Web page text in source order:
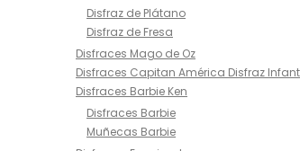
Disfraz de Plátano
Disfraz de Fresa
Disfraces Mago de Oz
Disfraces Capitan América Disfraz
Disfraces Barbie Ken
Disfraces Barbie
Muñecas Barbie